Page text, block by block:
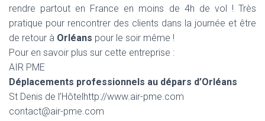
rendre partout en France en moins de 4h de vol ! Très
pratique pour rencontrer des clients dans la journée et être
de retour à Orléans pour le soir même !
Pour en savoir plus sur cette entreprise :
AIR PME
Déplacements professionnels au dépars d’Orléans
St Denis de l’Hôtelhttp://www.air-pme.com
contact@air-pme.com